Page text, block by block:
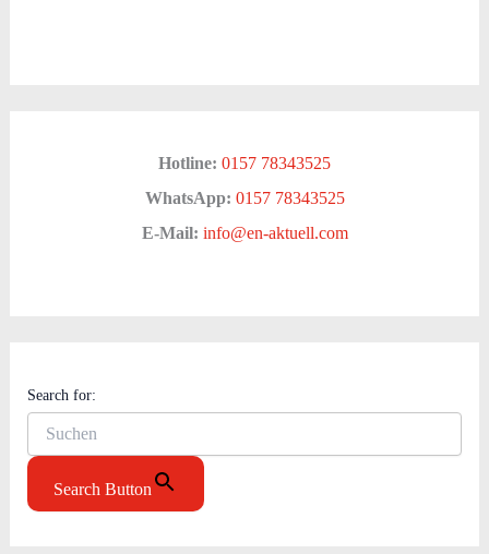
Hotline: 0157 78343525
WhatsApp: 0157 78343525
E-Mail: info@en-aktuell.com
Search for:
Search Button